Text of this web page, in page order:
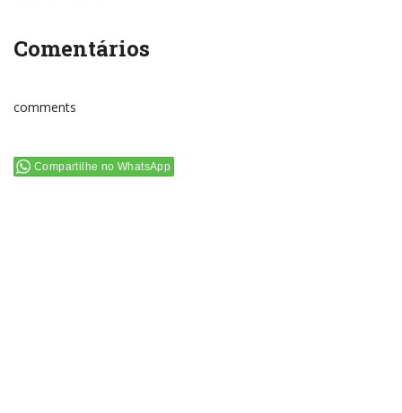
Comentários
comments
Compartilhe no WhatsApp